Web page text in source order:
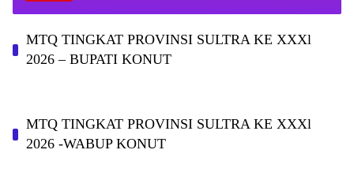
MTQ TINGKAT PROVINSI SULTRA KE XXXl
2026 – BUPATI KONUT
MTQ TINGKAT PROVINSI SULTRA KE XXXl
2026 -WABUP KONUT